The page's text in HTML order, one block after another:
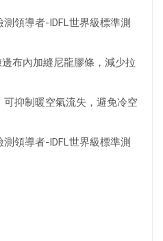
領導者-IDFL世界級標準測
邊布內加縫尼龍膠條，減少拉
可抑制暖空氣流失，避免冷空
領導者-IDFL世界級標準測